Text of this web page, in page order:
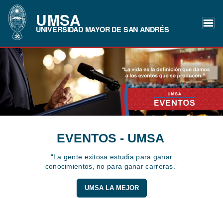
UMSA
UNIVERSIDAD MAYOR DE SAN ANDRÉS
EVENTOS - UMSA
“La gente exitosa estudia para ganar
conocimientos, no para ganar carreras.”
UMSA LA MEJOR